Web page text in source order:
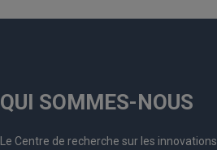
QUI SOMMES-NOUS
Le Centre de recherche sur les innovations